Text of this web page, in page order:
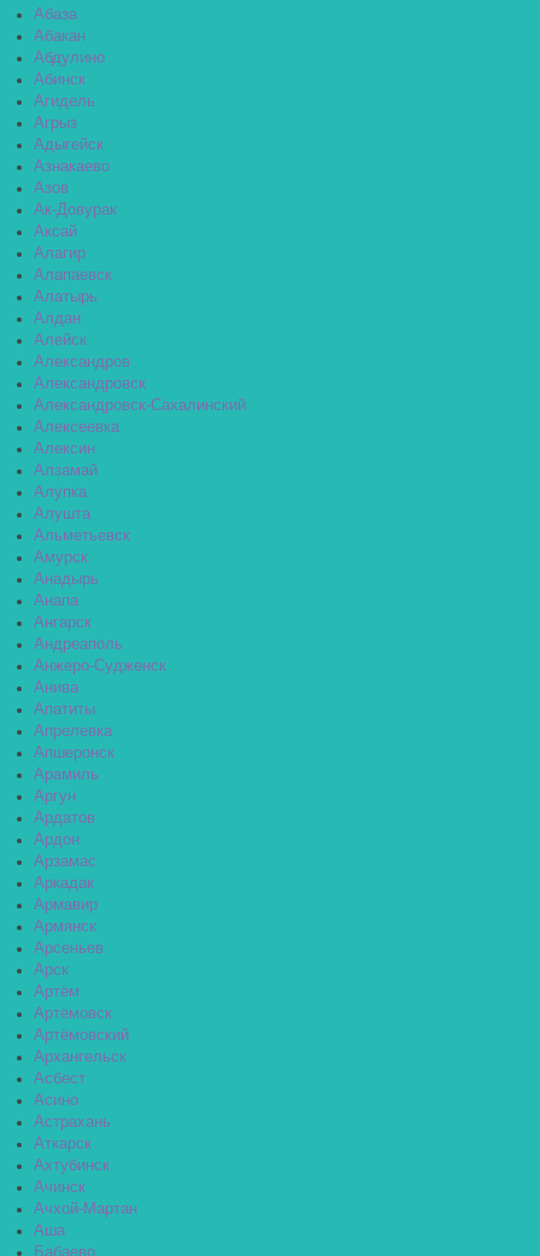
Абаза
Абакан
Абдулино
Абинск
Агидель
Агрыз
Адыгейск
Азнакаево
Азов
Ак-Довурак
Аксай
Алагир
Алапаевск
Алатырь
Алдан
Алейск
Александров
Александровск
Александровск-Сахалинский
Алексеевка
Алексин
Алзамай
Алупка
Алушта
Альметьевск
Амурск
Анадырь
Анапа
Ангарск
Андреаполь
Анжеро-Судженск
Анива
Апатиты
Апрелевка
Апшеронск
Арамиль
Аргун
Ардатов
Ардон
Арзамас
Аркадак
Армавир
Армянск
Арсеньев
Арск
Артём
Артёмовск
Артёмовский
Архангельск
Асбест
Асино
Астрахань
Аткарск
Ахтубинск
Ачинск
Ачхой-Мартан
Аша
Бабаево